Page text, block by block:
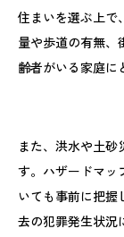
住まいを選ぶ上で
量や歩道の有無、
齢者がいる家庭に
また、洪水や土
す。ハザードマッ
いても事前に把握
去の犯罪発生状況